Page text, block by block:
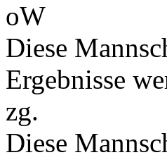
oW
Diese
Ergebnisse
zg.
Diese